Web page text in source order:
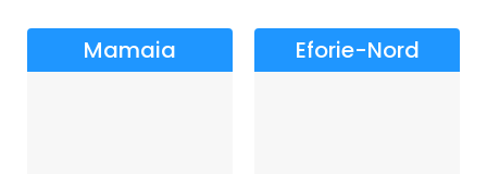
Mamaia Eforie-Nord